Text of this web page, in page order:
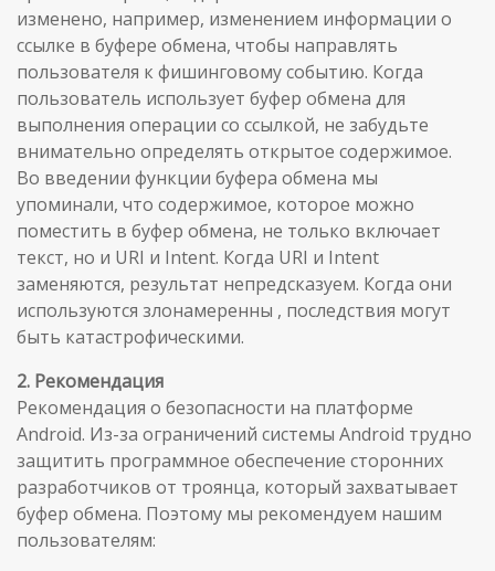
изменено, например, изменением информации о
ссылке в буфере обмена, чтобы направлять
пользователя к фишинговому событию. Когда
пользователь использует буфер обмена для
выполнения операции со ссылкой, не забудьте
внимательно определять открытое содержимое.
Во введении функции буфера обмена мы
упоминали, что содержимое, которое можно
поместить в буфер обмена, не только включает
текст, но и URI и Intent. Когда URI и Intent
заменяются, результат непредсказуем. Когда они
используются злонамеренны , последствия могут
быть катастрофическими.
2. Рекомендация
Рекомендация о безопасности на платформе
Android. Из-за ограничений системы Android трудно
защитить программное обеспечение сторонних
разработчиков от троянца, который захватывает
буфер обмена. Поэтому мы рекомендуем нашим
пользователям: